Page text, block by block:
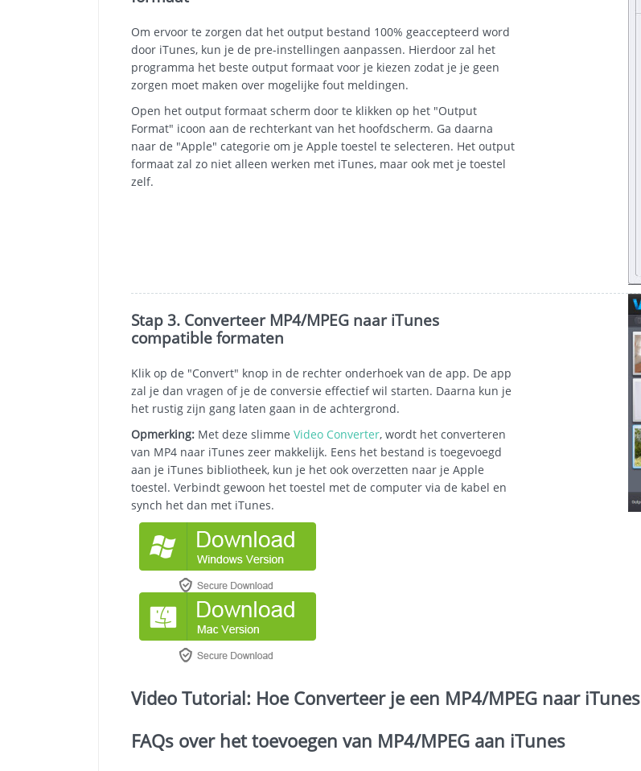
Om ervoor te zorgen dat het output bestand 100% geaccepteerd word
door iTunes, kun je de pre-instellingen aanpassen. Hierdoor zal het
programma het beste output formaat voor je kiezen zodat je je geen
zorgen moet maken over mogelijke fout meldingen.
Open het output formaat scherm door te klikken op het "Output
Format" icoon aan de rechterkant van het hoofdscherm. Ga daarna
naar de "Apple" categorie om je Apple toestel te selecteren. Het output
formaat zal zo niet alleen werken met iTunes, maar ook met je toestel
zelf.
Stap 3. Converteer MP4/MPEG naar iTunes
compatible formaten
Klik op de "Convert" knop in de rechter onderhoek van de app. De app
zal je dan vragen of je de conversie effectief wil starten. Daarna kun je
het rustig zijn gang laten gaan in de achtergrond.
Opmerking: Met deze slimme Video Converter, wordt het converteren
van MP4 naar iTunes zeer makkelijk. Eens het bestand is toegevoegd
aan je iTunes bibliotheek, kun je het ook overzetten naar je Apple
toestel. Verbindt gewoon het toestel met de computer via de kabel en
synch het dan met iTunes.
Video Tutorial: Hoe Converteer je een MP4/MPEG naar iTunes
FAQs over het toevoegen van MP4/MPEG aan iTunes